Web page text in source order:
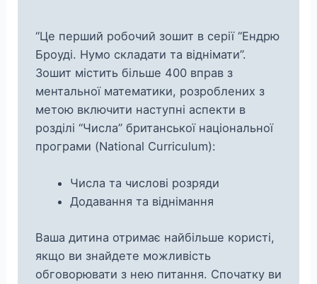
“Це перший робочий зошит в серії “Ендрю
Броуді. Нумо складати та віднімати”.
Зошит містить більше 400 вправ з
ментальної математики, розроблених з
метою включити наступні аспекти в
розділі “Числа” британської національної
програми (National Curriculum):
Числа та числові розряди
Додавання та віднімання
Ваша дитина отримає найбільше користі,
якщо ви знайдете можливість
обговорювати з нею питання. Спочатку ви